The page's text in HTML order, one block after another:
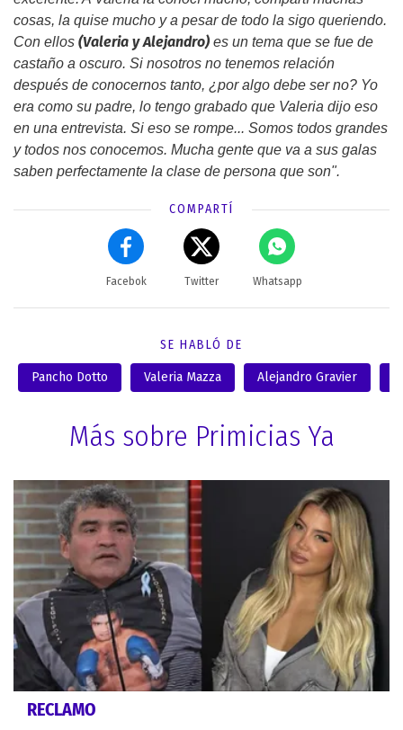
cosas, la quise mucho y a pesar de todo la sigo queriendo.
Con ellos (Valeria y Alejandro) es un tema que se fue de
castaño a oscuro. Si nosotros no tenemos relación
después de conocernos tanto, ¿por algo debe ser no? Yo
era como su padre, lo tengo grabado que Valeria dijo eso
en una entrevista. Si eso se rompe... Somos todos grandes
y todos nos conocemos. Mucha gente que va a sus galas
saben perfectamente la clase de persona que son".
COMPARTÍ
Facebok Twitter Whatsapp
SE HABLÓ DE
Pancho Dotto Valeria Mazza Alejandro Gravier
Más sobre Primicias Ya
RECLAMO